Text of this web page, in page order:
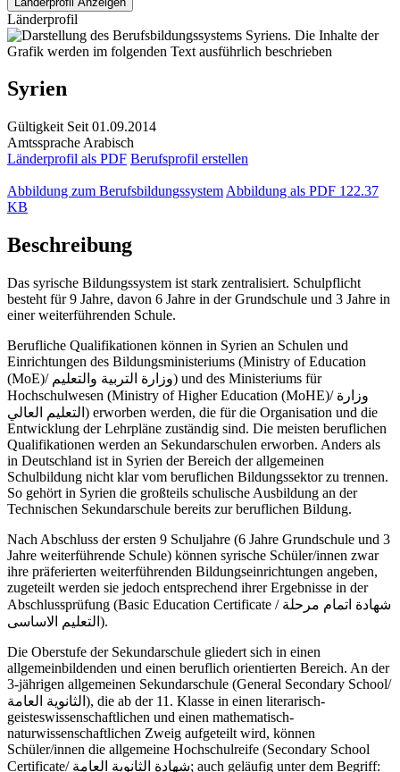
Länderprofil
Syrien
Gültigkeit Seit 01.09.2014
Amtssprache Arabisch
Länderprofil als PDF Berufsprofil erstellen
Abbildung zum Berufsbildungssystem Abbildung als PDF 122.37
KB
Beschreibung
Das syrische Bildungssystem ist stark zentralisiert. Schulpflicht
besteht für 9 Jahre, davon 6 Jahre in der Grundschule und 3 Jahre in
einer weiterführenden Schule.
Berufliche Qualifikationen können in Syrien an Schulen und
Einrichtungen des Bildungsministeriums (Ministry of Education
(MoE)/ وزارة التربية والتعليم) und des Ministeriums für
Hochschulwesen (Ministry of Higher Education (MoHE)/ وزارة
التعليم العالي) erworben werden, die für die Organisation und die
Entwicklung der Lehrpläne zuständig sind. Die meisten beruflichen
Qualifikationen werden an Sekundarschulen erworben. Anders als
in Deutschland ist in Syrien der Bereich der allgemeinen
Schulbildung nicht klar vom beruflichen Bildungssektor zu trennen.
So gehört in Syrien die großteils schulische Ausbildung an der
Technischen Sekundarschule bereits zur beruflichen Bildung.
Nach Abschluss der ersten 9 Schuljahre (6 Jahre Grundschule und 3
Jahre weiterführende Schule) können syrische Schüler/innen zwar
ihre präferierten weiterführenden Bildungseinrichtungen angeben,
zugeteilt werden sie jedoch entsprechend ihrer Ergebnisse in der
Abschlussprüfung (Basic Education Certificate / شهادة اتمام مرحلة
التعليم الاساسى).
Die Oberstufe der Sekundarschule gliedert sich in einen
allgemeinbildenden und einen beruflich orientierten Bereich. An der
3-jährigen allgemeinen Sekundarschule (General Secondary School/
الثانوية العامة), die ab der 11. Klasse in einen literarisch-
geisteswissenschaftlichen und einen mathematisch-
naturwissenschaftlichen Zweig aufgeteilt wird, können
Schüler/innen die allgemeine Hochschulreife (Secondary School
Certificate/ شهادة الثانوية العامة; auch geläufig unter dem Begriff: